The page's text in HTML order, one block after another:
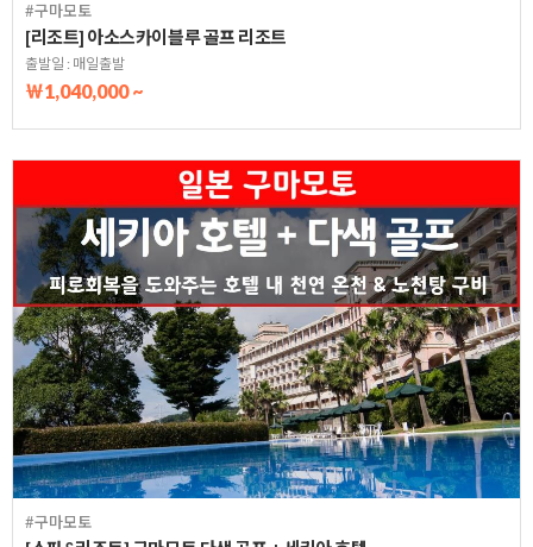
#구마모토
[리조트] 아소스카이블루 골프 리조트
출발일 : 매일출발
￦1,040,000 ~
#구마모토